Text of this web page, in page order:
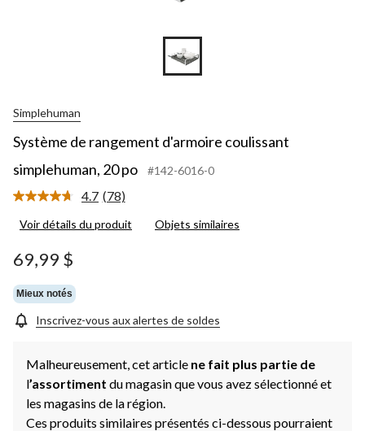
Simplehuman
Système de rangement d'armoire coulissant
simplehuman, 20 po
#142-6016-0
4.7 Lire
78
(78)
Voir détails du produit Objets similaires
69,99 $
Mieux notés
Inscrivez-vous aux alertes de soldes
Malheureusement, cet article ne fait plus partie de
l’assortiment du magasin que vous avez sélectionné et
les magasins de la région.
Ces produits similaires présentés ci-dessous pourraient